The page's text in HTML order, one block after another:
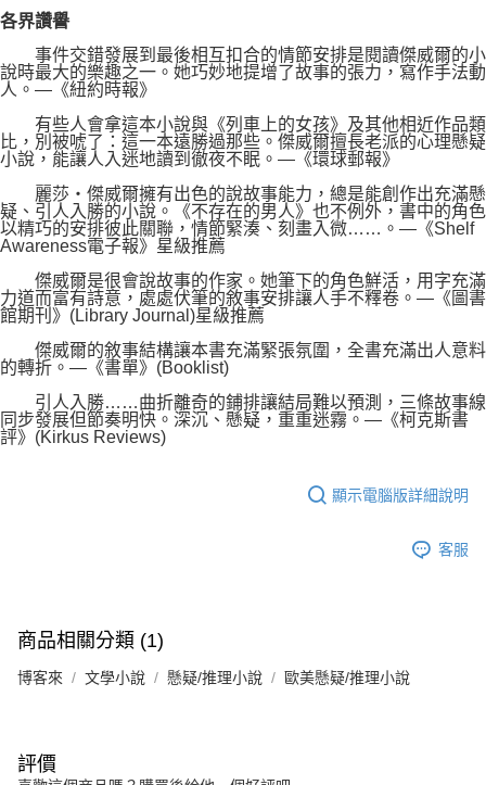
各界讚譽
事件交錯發展到最後相互扣合的情節安排是閱讀傑威爾的小
說時最大的樂趣之一。她巧妙地提增了故事的張力，寫作手法動
人。—《紐約時報》
有些人會拿這本小說與《列車上的女孩》及其他相近作品類
比，別被唬了：這一本遠勝過那些。傑威爾擅長老派的心理懸疑
小說，能讓人入迷地讀到徹夜不眠。—《環球郵報》
麗莎‧傑威爾擁有出色的說故事能力，總是能創作出充滿懸
疑、引人入勝的小說。《不存在的男人》也不例外，書中的角色
以精巧的安排彼此關聯，情節緊湊、刻畫入微……。―《Shelf
Awareness電子報》星級推薦
傑威爾是很會說故事的作家。她筆下的角色鮮活，用字充滿
力道而富有詩意，處處伏筆的敘事安排讓人手不釋卷。—《圖書
館期刊》(Library Journal)星級推薦
傑威爾的敘事結構讓本書充滿緊張氛圍，全書充滿出人意料
的轉折。―《書單》(Booklist)
引人入勝……曲折離奇的鋪排讓結局難以預測，三條故事線
同步發展但節奏明快。深沉、懸疑，重重迷霧。―《柯克斯書
評》(Kirkus Reviews)
顯示電腦版詳細說明
客服
商品相關分類 (1)
博客來 文學小說 懸疑/推理小說 歐美懸疑/推理小說
評價